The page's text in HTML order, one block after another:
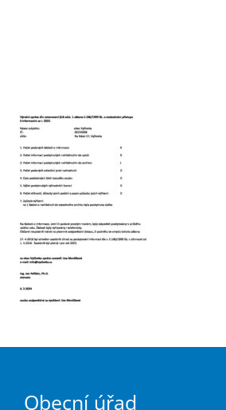
Obecní úřad